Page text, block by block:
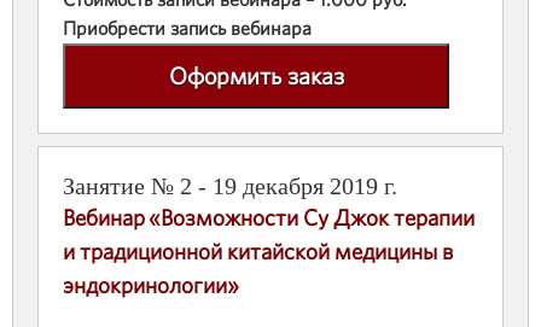
Приобрести запись вебинара
Оформить заказ
Занятие № 2 - 19 декабря 2019 г.
Вебинар «Возможности Су Джок терапии
и традиционной китайской медицины в
эндокринологии»